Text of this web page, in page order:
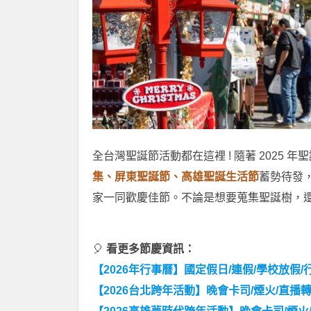
全台灣聖誕節活動都在這裡 ! 隨著 2025 年
集、屏東聖誕節、高雄聖誕生活節蓄勢待發
家一同歡慶佳節。不論是想要蒐集聖誕樹，
🎈 看更多節慶資訊：
【2026年行事曆】國定假日/連假/學校放假
【2026台北跨年活動】晚會卡司/煙火/直播